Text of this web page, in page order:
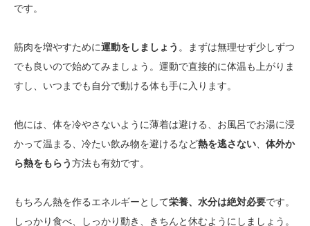
です。
筋肉を増やすために運動をしましょう 。まずは無理せず少しずつ
でも良いので始めてみましょう。運動で直接的に体温も上がりま
すし、いつまでも自分で動ける体も手に入ります。
他には、体を冷やさないように薄着は避ける、お風呂でお湯に浸
かって温まる、冷たい飲み物を避けるなど熱を逃さない
体外か
ら熱をもらう方法も有効です。
もちろん熱を作るエネルギーとして栄養、水分は絶対必要です。
しっかり食べ、しっかり動き、きちんと休むようにしましょう。